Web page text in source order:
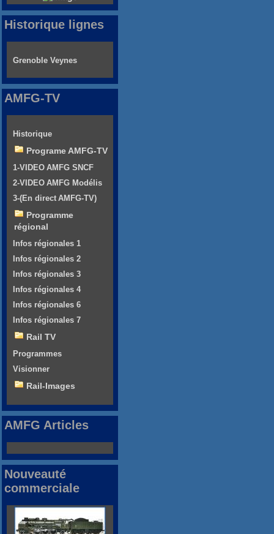
Historique lignes
Grenoble Veynes
AMFG-TV
Historique
Programe AMFG-TV
1-VIDEO AMFG SNCF
2-VIDEO AMFG Modélis
3-(En direct AMFG-TV)
Programme
régional
Infos régionales 1
Infos régionales 2
Infos régionales 3
Infos régionales 4
Infos régionales 6
Infos régionales 7
Rail TV
Programmes
Visionner
Rail-Images
AMFG Articles
Nouveauté
commerciale